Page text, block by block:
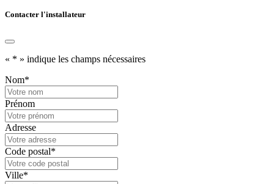
Contacter l'installateur
« * » indique les champs nécessaires
Nom*
Prénom
Adresse
Code postal*
Ville*